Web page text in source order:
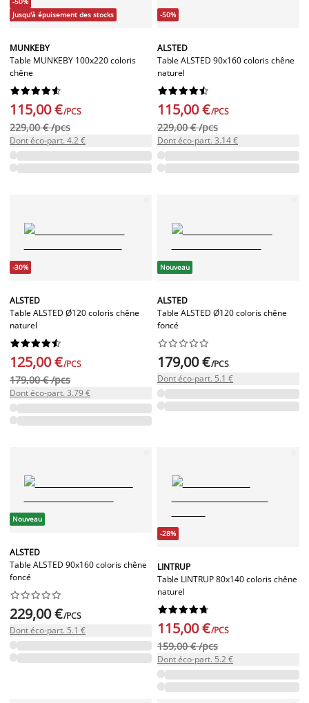
Jusqu'à épuisement des stocks
MUNKEBY
Table MUNKEBY 100x220 coloris
chêne






115,00 €/PCS
229,00 € /pcs
Dont éco-part. 4.2 €
-50%
ALSTED
Table ALSTED 90x160 coloris chêne
naturel






115,00 €/PCS
229,00 € /pcs
Dont éco-part. 3.14 €
-30%
ALSTED
Table ALSTED Ø120 coloris chêne
naturel






125,00 €/PCS
179,00 € /pcs
Dont éco-part. 3.79 €
Nouveau
ALSTED
Table ALSTED Ø120 coloris chêne
foncé






179,00 €/PCS
Dont éco-part. 5.1 €
Nouveau
ALSTED
Table ALSTED 90x160 coloris chêne
foncé






229,00 €/PCS
Dont éco-part. 5.1 €
-28%
LINTRUP
Table LINTRUP 80x140 coloris chêne
naturel






115,00 €/PCS
159,00 € /pcs
Dont éco-part. 5.2 €